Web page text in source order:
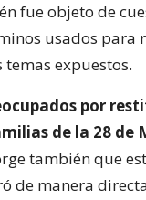
fue objeto de
usados para
expuestos.
por
de la 28 de
también que
de manera